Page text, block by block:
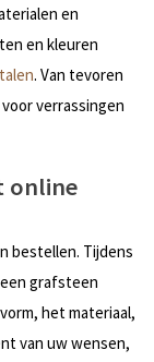
en
en kleuren
. Van tevoren
verrassingen
online
bestellen. Tijdens
grafsteen
het materiaal,
van uw wensen,